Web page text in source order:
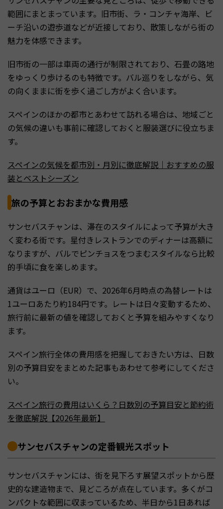
範囲にまとまっています。旧市街、ラ・コンチャ海岸、ビ
ーチ沿いの遊歩道などが近接しており、散策しながら街の
魅力を体感できます。
旧市街の一部は車両の通行が制限されており、石畳の路地
をゆっくり歩けるのも特徴です。バル巡りをしながら、気
の向くままに街を歩く過ごし方がよく合います。
スペインのほかの都市とあわせて訪れる場合は、地域ごと
の気候の違いも事前に確認しておくと服装選びに役立ちま
す。
スペインの気候を都市別・月別に徹底解説｜おすすめの服
装とベストシーズン
旅の予算とおおまかな費用感
サンセバスチャンは、滞在のスタイルによって予算が大き
く変わる街です。星付きレストランでのディナーは高額に
なりますが、バルでピンチョスをつまむスタイルなら比較
的手頃に食を楽しめます。
通貨はユーロ（EUR）で、2026年6月時点の為替レートは
1ユーロあたり約184円です。レートは日々変動するため、
旅行前に最新の値を確認しておくと予算を組みやすくなり
ます。
スペイン旅行全体の費用感を把握しておきたい方は、日数
別の予算目安をまとめた記事もあわせて参考にしてくださ
い。
スペイン旅行の費用はいくら？日数別の予算目安と節約術
を徹底解説【2026年最新】
サンセバスチャンの定番観光スポット
サンセバスチャンには、街を見下ろす展望スポットから歴
史的な建造物まで、見どころが点在しています。多くがコ
ンパクトな範囲に収まっているため、半日から1日あれば